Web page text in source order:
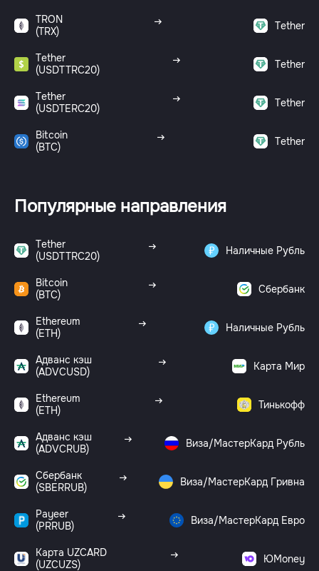
TRON
(TRX)
Tether
Tether
(USDTTRC20)
Tether
Tether
(USDTERC20)
Tether
Bitcoin
(BTC)
Tether
Популярные направления
Tether
(USDTTRC20)
Наличные Рубль
Bitcoin
(BTC)
Сбербанк
Ethereum
(ETH)
Наличные Рубль
Адванс кэш
(ADVCUSD)
Карта Мир
Ethereum
(ETH)
Тинькофф
Адванс кэш
(ADVCRUB)
Виза/МастерКард Рубль
Сбербанк
(SBERRUB)
Виза/МастерКард Гривна
Payeer
(PRRUB)
Виза/МастерКард Евро
Карта UZCARD
(UZCUZS)
ЮMoney